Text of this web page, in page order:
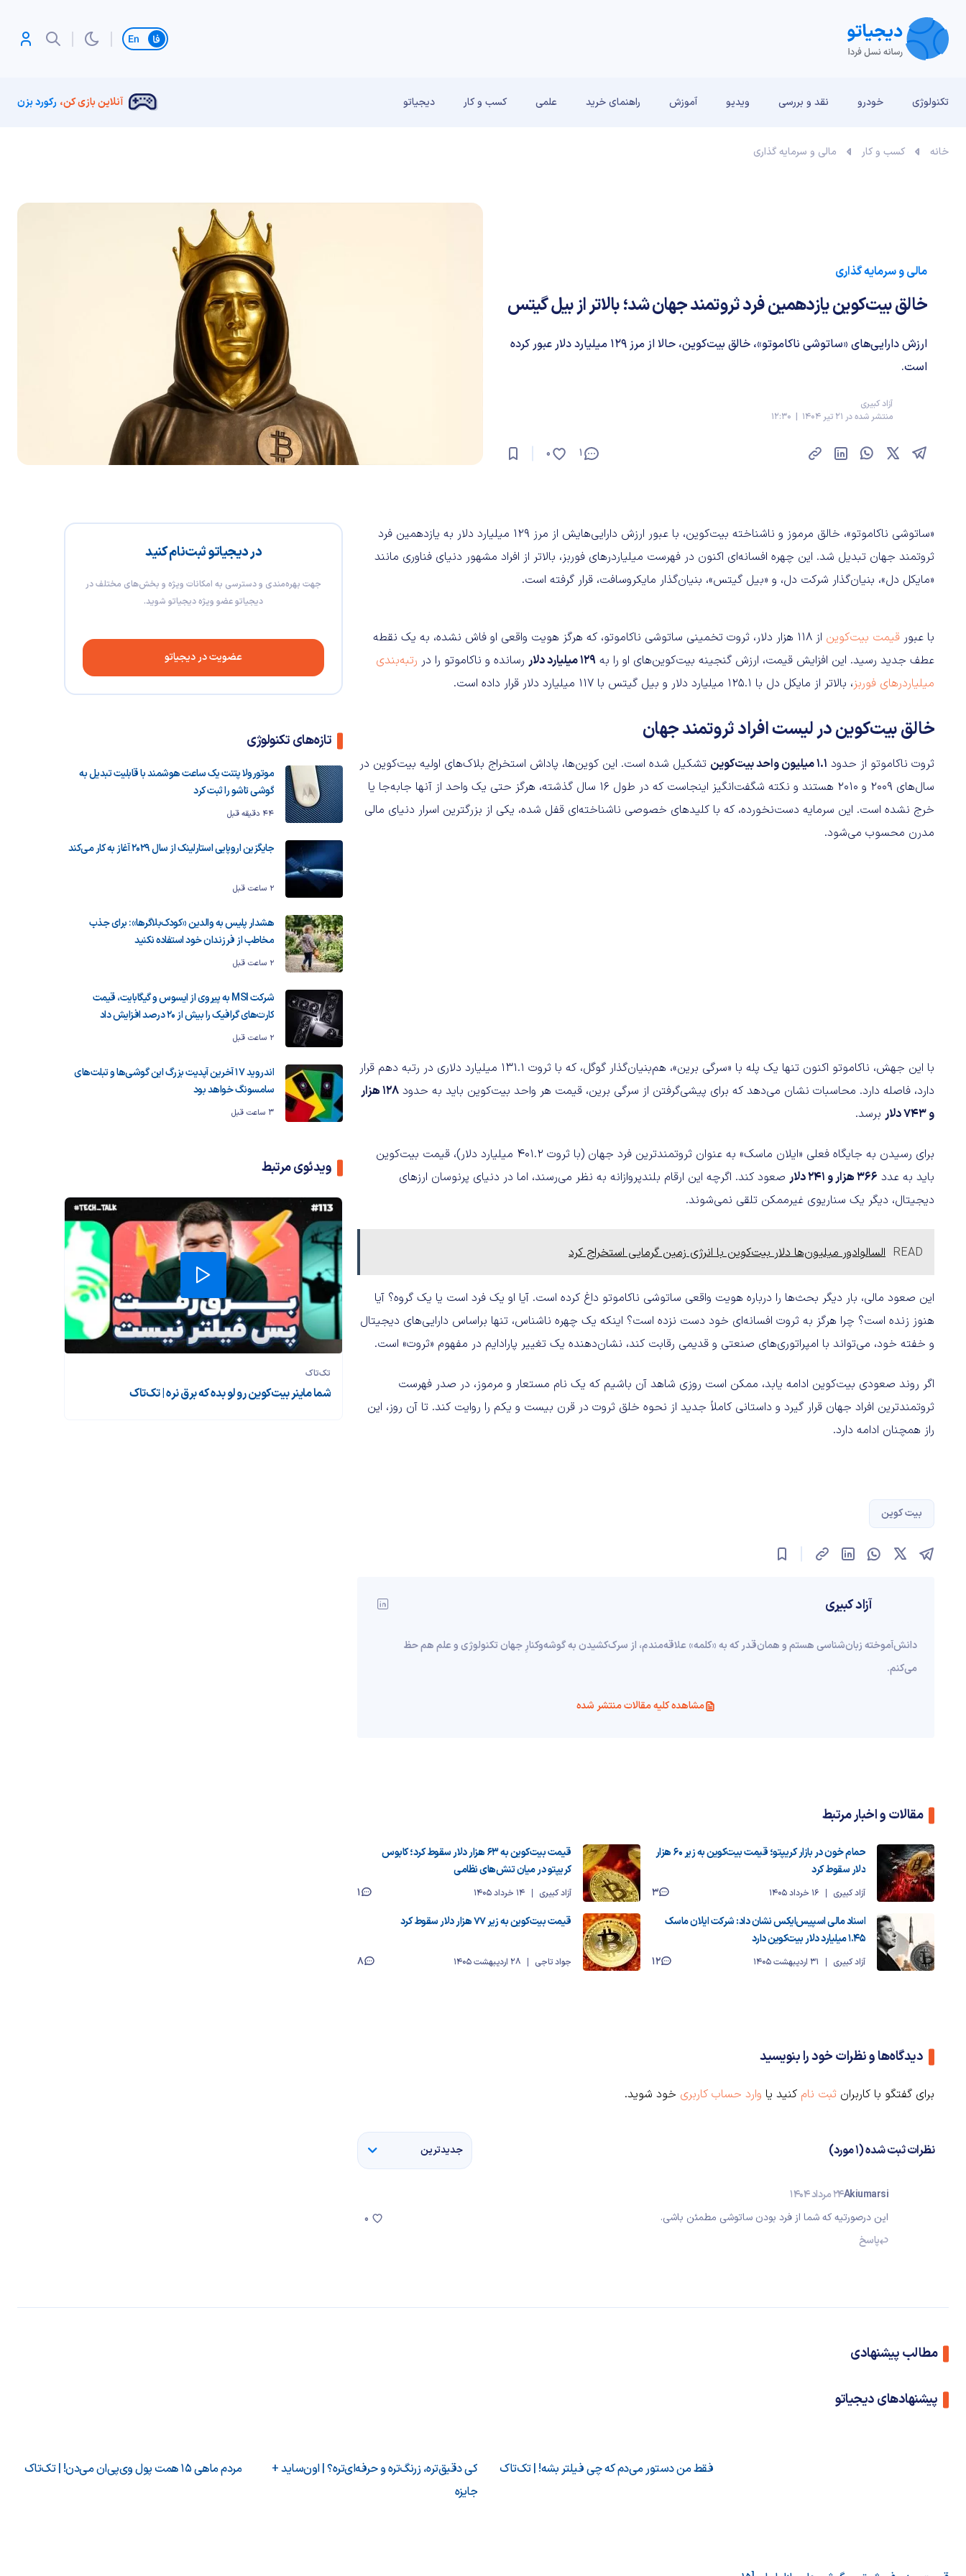
تغییر زبان
تکنولوژی خودرو نقد و بررسی‌ ویدیو آموزش راهنمای خرید علمی کسب و کار دیجیاتو آنلاین بازی کن، رکورد بزن
خانه کسب و کار مالی و سرمایه گذاری
مالی و سرمایه گذاری
خالق بیت‌کوین یازدهمین فرد ثروتمند جهان شد؛ بالاتر از بیل گیتس
ارزش دارایی‌های «ساتوشی ناکاموتو»، خالق بیت‌کوین، حالا از مرز ۱۲۹ میلیارد دلار عبور کرده
است.
آزاد کبیری
منتشر شده در 21 تیر 1404 | 12:30
1
0
در دیجیاتو ثبت‌نام کنید
جهت بهره‌مندی و دسترسی به امکانات ویژه و بخش‌های مختلف در
دیجیاتو عضو ویژه دیجیاتو شوید.
عضویت در دیجیاتو
تازه‌های تکنولوژی
موتورولا پتنت یک ساعت هوشمند با قابلیت تبدیل به
گوشی تاشو را ثبت کرد
44 دقیقه قبل
جایگزین اروپایی استارلینک از سال ۲۰۲۹ آغاز به کار می‌کند
2 ساعت قبل
هشدار پلیس به والدین «کودک‌بلاگرها»: برای جذب
مخاطب از فرزندان خود استفاده نکنید
2 ساعت قبل
شرکت MSI به پیروی از ایسوس و گیگابایت، قیمت
کارت‌های گرافیک را بیش از ۲۰ درصد افزایش داد
2 ساعت قبل
اندروید ۱۷ آخرین آپدیت بزرگ این گوشی‌ها و تبلت‌های
سامسونگ خواهد بود
3 ساعت قبل
ویدئوی مرتبط
تک‌تاک
شما ماینر بیت‌کوین رو لو بده که برق نره | تک‌تاک
«ساتوشی ناکاموتو»، خالق مرموز و ناشناخته بیت‌کوین، با عبور ارزش دارایی‌هایش از مرز ۱۲۹ میلیارد دلار به یازدهمین فرد
ثروتمند جهان تبدیل شد. این چهره افسانه‌ای اکنون در فهرست میلیاردرهای فوربز، بالاتر از افراد مشهور دنیای فناوری مانند
«مایکل دل»، بنیان‌گذار شرکت دل، و «بیل گیتس»، بنیان‌گذار مایکروسافت، قرار گرفته است.
با عبور قیمت بیت‌کوین
از ۱۱۸ هزار دلار، ثروت تخمینی ساتوشی ناکاموتو، که هرگز هویت واقعی او فاش نشده، به یک نقطه
عطف جدید رسید. این افزایش قیمت، ارزش گنجینه بیت‌کوین‌های او را به ۱۲۹ میلیارد دلار رسانده و ناکاموتو را در رتبه‌بندی
میلیاردرهای فوربز، بالاتر از مایکل دل با ۱۲۵.۱ میلیارد دلار و بیل گیتس با ۱۱۷ میلیارد دلار قرار داده است.
خالق بیت‌کوین در لیست افراد ثروتمند جهان
ثروت ناکاموتو از حدود ۱.۱ میلیون واحد بیت‌کوین
تشکیل شده است. این کوین‌ها، پاداش استخراج بلاک‌های اولیه بیت‌کوین در
سال‌های ۲۰۰۹ و ۲۰۱۰ هستند و نکته شگفت‌انگیز اینجاست که در طول ۱۶ سال گذشته، هرگز حتی یک واحد از آنها جابه‌جا یا
خرج نشده است. این سرمایه دست‌نخورده، که با کلیدهای خصوصی ناشناخته‌ای قفل شده، یکی از بزرگترین اسرار دنیای مالی
مدرن محسوب می‌شود.
با این جهش، ناکاموتو اکنون تنها یک پله با «سرگی برین»، هم‌بنیان‌گذار گوگل، که با ثروت ۱۳۱.۱ میلیارد دلاری در رتبه دهم قرار
دارد، فاصله دارد. محاسبات نشان می‌دهد که برای پیشی‌گرفتن از سرگی برین، قیمت هر واحد بیت‌کوین باید به حدود
۱۲۸ هزار
و ۷۴۳ دلار
برسد.
برای رسیدن به جایگاه فعلی «ایلان ماسک» به عنوان ثروتمندترین فرد جهان (با ثروت ۴۰۱.۲ میلیارد دلار)، قیمت بیت‌کوین
باید به عدد ۳۶۶ هزار و ۲۴۱ دلار
صعود کند. اگرچه این ارقام بلندپروازانه به نظر می‌رسند، اما در دنیای پرنوسان ارزهای
دیجیتال، دیگر یک سناریوی غیرممکن تلقی نمی‌شوند.
READ السالوادور میلیون‌ها دلار بیت‌کوین با انرژی زمین‌ گرمایی استخراج کرد
این صعود مالی، بار دیگر بحث‌ها را درباره هویت واقعی ساتوشی ناکاموتو داغ کرده است. آیا او یک فرد است یا یک گروه؟ آیا
هنوز زنده است؟ چرا هرگز به ثروت افسانه‌ای خود دست نزده است؟ اینکه یک چهره ناشناس، تنها براساس دارایی‌های دیجیتال
و خفته خود، می‌تواند با امپراتوری‌های صنعتی و قدیمی رقابت کند، نشان‌دهنده یک تغییر پارادایم در مفهوم «ثروت» است.
اگر روند صعودی بیت‌کوین ادامه یابد، ممکن است روزی شاهد آن باشیم که یک نام مستعار و مرموز، در صدر فهرست
ثروتمندترین افراد جهان قرار گیرد و داستانی کاملاً جدید از نحوه خلق ثروت در قرن بیست و یکم را روایت کند. تا آن روز، این
راز همچنان ادامه دارد.
بیت کوین
آزاد کبیری
دانش‌آموخته‌ زبان‌شناسی‌ هستم و همان‌قدر که به «کلمه» علاقه‌مندم، از سرک‌کشیدن به گوشه‌وکنارِ جهان تکنولوژی و علم هم حظ
می‌کنم.
مشاهده کلیه مقالات منتشر شده
مقالات و اخبار مرتبط
حمام خون در بازار کریپتو؛ قیمت بیت‌کوین به زیر ۶۰ هزار
دلار سقوط کرد
آزاد کبیری 16 خرداد 1405 3
قیمت بیت‌کوین به ۶۳ هزار دلار سقوط کرد؛ کابوس
کریپتو در میان تنش‌های نظامی
آزاد کبیری 14 خرداد 1405
1
اسناد مالی اسپیس‌ایکس نشان داد: شرکت ایلان ماسک
۱.۴۵ میلیارد دلار بیت‌کوین دارد
آزاد کبیری 31 اردیبهشت 1405 12
قیمت بیت‌کوین به زیر ۷۷ هزار دلار سقوط کرد
جواد تاجی 28 اردیبهشت 1405 8
دیدگاه‌ها و نظرات خود را بنویسید
برای گفتگو با کاربران ثبت نام کنید یا وارد حساب کاربری خود شوید.
نظرات ثبت شده (1 مورد) جدیدترین
Akiumarsi24 مرداد 1404
این درصورتیه که شما از فرد بودن ساتوشی مطمئن باشی.
پاسخ
0
مطالب پیشنهادی
پیشنهادهای دیجیاتو
فقط من دستور می‌دم که چی فیلتر بشه! | تک‌تاک
کی دقیق‌تره، زرنگ‌تره و حرفه‌ای‌تره؟ | اون‌ساید +
جایزه
مردم ماهی ۱۵ همت پول وی‌پی‌ان می‌دن! | تک‌تاک